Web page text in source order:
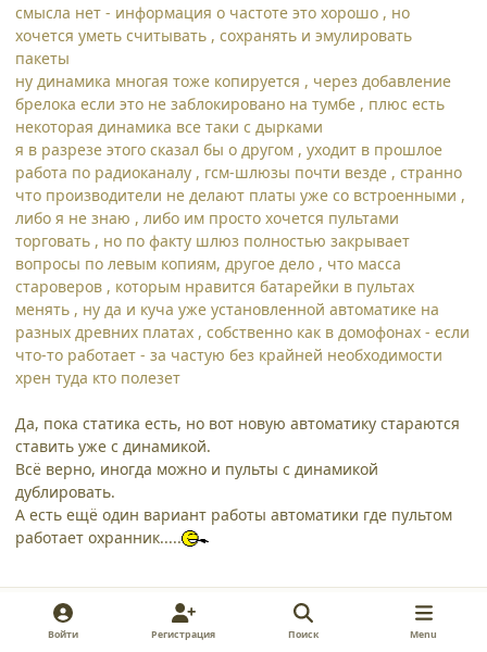
смысла нет - информация о частоте это хорошо , но
хочется уметь считывать , сохранять и эмулировать
пакеты
ну динамика многая тоже копируется , через добавление
брелока если это не заблокировано на тумбе , плюс есть
некоторая динамика все таки с дырками
я в разрезе этого сказал бы о другом , уходит в прошлое
работа по радиоканалу , гсм-шлюзы почти везде , странно
что производители не делают платы уже со встроенными ,
либо я не знаю , либо им просто хочется пультами
торговать , но по факту шлюз полностью закрывает
вопросы по левым копиям, другое дело , что масса
староверов , которым нравится батарейки в пультах
менять , ну да и куча уже установленной автоматике на
разных древних платах , собственно как в домофонах - если
что-то работает - за частую без крайней необходимости
хрен туда кто полезет
Да, пока статика есть, но вот новую автоматику стараются
ставить уже с динамикой.
Всё верно, иногда можно и пульты с динамикой
дублировать.
А есть ещё один вариант работы автоматики где пультом
работает охранник.....
Сансеич Пользователи
comment_42349
Author stats
Войти Регистрация Поиск Menu